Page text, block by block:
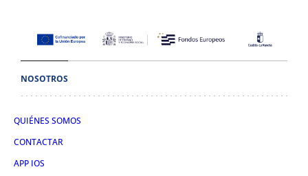
NOSOTROS
QUIÉNES SOMOS
CONTACTAR
APP IOS